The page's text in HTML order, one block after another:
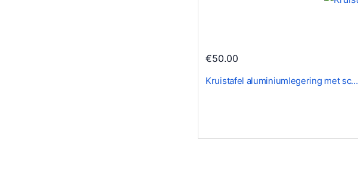
€50.00
Kruistafel aluminiumlegering met sc…